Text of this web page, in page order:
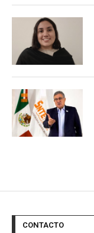
CONTACTO